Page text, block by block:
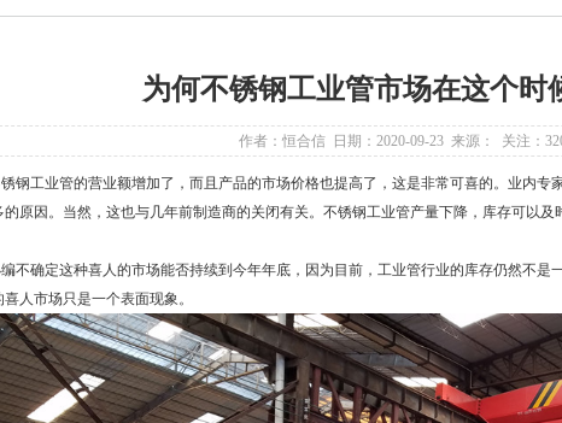
为何不锈钢工业管市场在这个时
作者：恒合信 日期：2020-09-23 来源： 关注：
钢工业管的营业额增加了，而且产品的市场价格也提高了，这是非常可喜的。业内专
原因。当然，这也与几年前制造商的关闭有关。 不锈钢工业管产量下降，库存可以及
确定这种喜人的市场能否持续到今年年底，因为目前，工业管行业的库存仍然不是
人市场只是一个表面现象。